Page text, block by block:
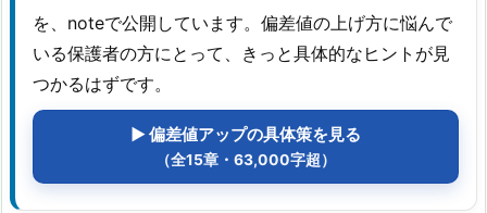
を、noteで公開しています。偏差値の上げ方に悩んで
いる保護者の方にとって、きっと具体的なヒントが見
つかるはずです。
▶ 偏差値アップの具体策を見る
（全15章・63,000字超）